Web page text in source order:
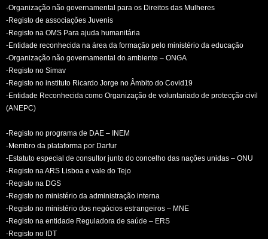
-Organização não governamental para os Direitos das Mulheres
-Registo de associações Juvenis
-Registo na OMS Para ajuda humanitária
-Entidade reconhecida na área da formação pelo ministério da educação
-Organização não governamental do ambiente – ONGA
-Registo no Simav
-Registo no instituto Ricardo Jorge no Âmbito do Covid19
-Entidade Reconhecida como Organização de voluntariado de protecção civil
(ANEPC)
-Registo no programa de DAE – INEM
-Membro da plataforma por Darfur
-Estatuto especial de consultor junto do concelho das nações unidas – ONU
-Registo na ARS Lisboa e vale do Tejo
-Registo na DGS
-Registo no ministério da administração interna
-Registo no ministério dos negócios estrangeiros – MNE
-Registo na entidade Reguladora de saúde – ERS
-Registo no IDT